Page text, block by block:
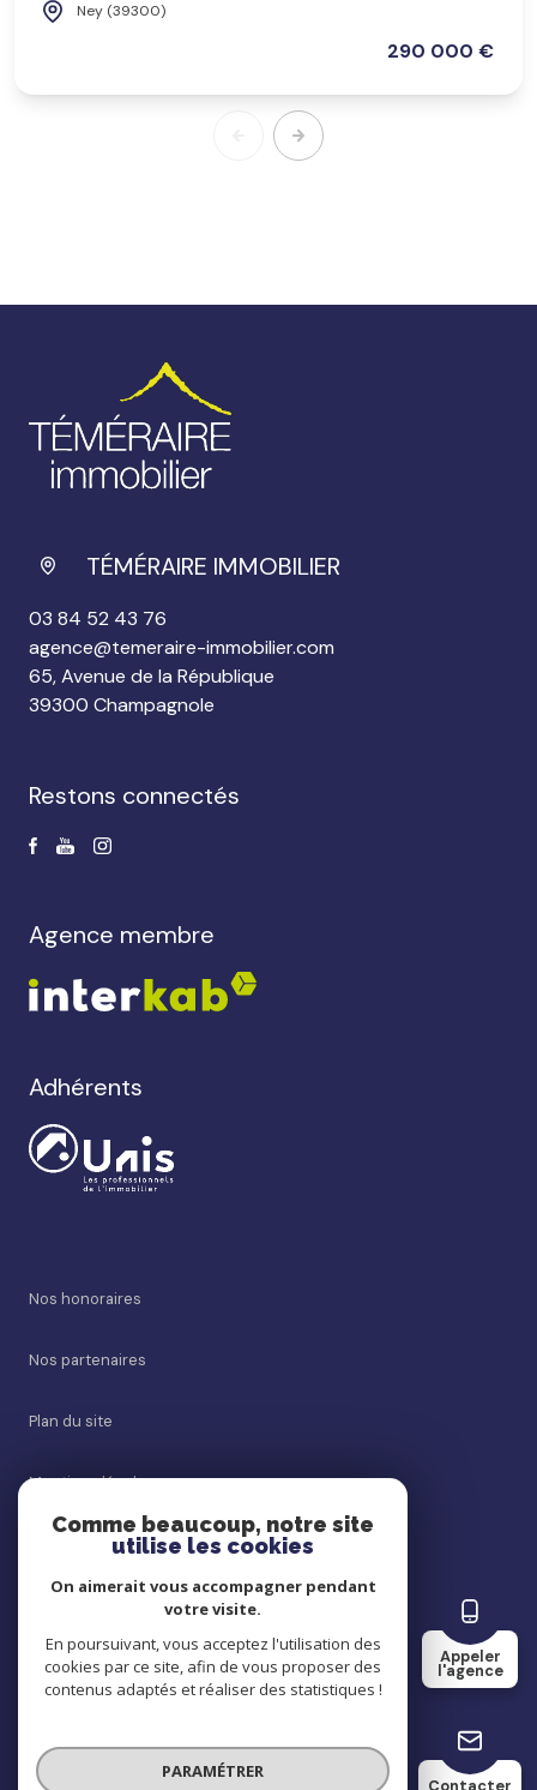
Appeler
l'agence
Contacter
Ney (39300)
290 000 €
TÉMÉRAIRE IMMOBILIER
03 84 52 43 76
agence@temeraire-immobilier.com
65, Avenue de la République
39300 Champagnole
restons connectés
agence membre
Adhérents
Nos honoraires
Nos partenaires
Plan du site
Mentions légales
Cookies
© 2026 | Tous droits réservés
Comme beaucoup, notre site
utilise les cookies
On aimerait vous accompagner pendant
votre visite.
En poursuivant, vous acceptez l'utilisation des
cookies par ce site, afin de vous proposer des
contenus adaptés et réaliser des statistiques !
PARAMÉTRER